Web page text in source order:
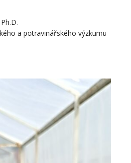
a potravinářského výzkumu